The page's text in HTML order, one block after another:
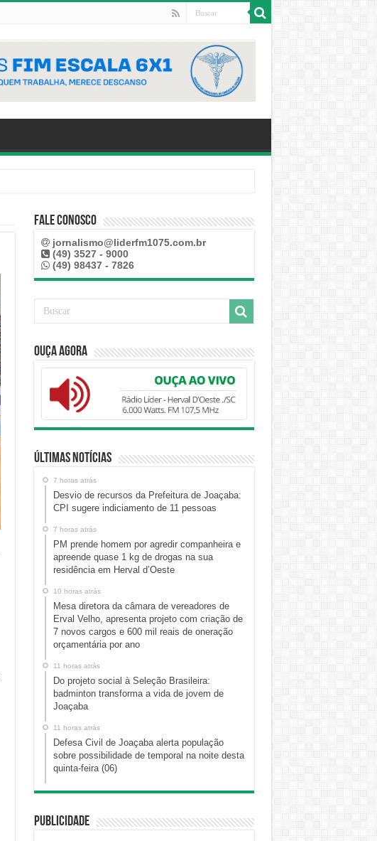
Fale Conosco
jornalismo@liderfm1075.com.br
(49) 3527 - 9000
(49) 98437 - 7826
Ouça Agora
Últimas Notícias
7 horas atrás
Desvio de recursos da Prefeitura de Joaçaba:
CPI sugere indiciamento de 11 pessoas
7 horas atrás
PM prende homem por agredir companheira e
apreende quase 1 kg de drogas na sua
residência em Herval d’Oeste
10 horas atrás
Mesa diretora da câmara de vereadores de
Erval Velho, apresenta projeto com criação de
7 novos cargos e 600 mil reais de oneração
orçamentária por ano
11 horas atrás
Do projeto social à Seleção Brasileira:
badminton transforma a vida de jovem de
Joaçaba
11 horas atrás
Defesa Civil de Joaçaba alerta população
sobre possibilidade de temporal na noite desta
quinta-feira (06)
Publicidade